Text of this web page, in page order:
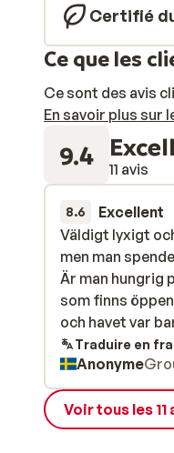
Certifié
Ce que les
Ce sont des avis
En savoir plus sur
9.4 11 avis
8.6 Excellent
Väldigt lyxigt
men man
Är man hungrig
som finns
och havet var
poolen var
personalen var
Väldigt lyxigt
men man
Är man hungrig
som finns
och havet var
Traduire en
Anonyme
Voir tous les 11